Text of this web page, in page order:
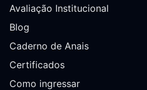
Avaliação Institucional
Blog
Caderno de Anais
Certificados
Como ingressar